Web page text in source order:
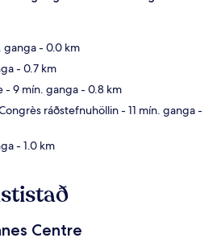
ganga- 0.0 km
- 0.7 km
- 9 mín. ganga- 0.8 km
ráðstefnuhöllin- 11 mín. ganga-
- 1.0 km
Centre